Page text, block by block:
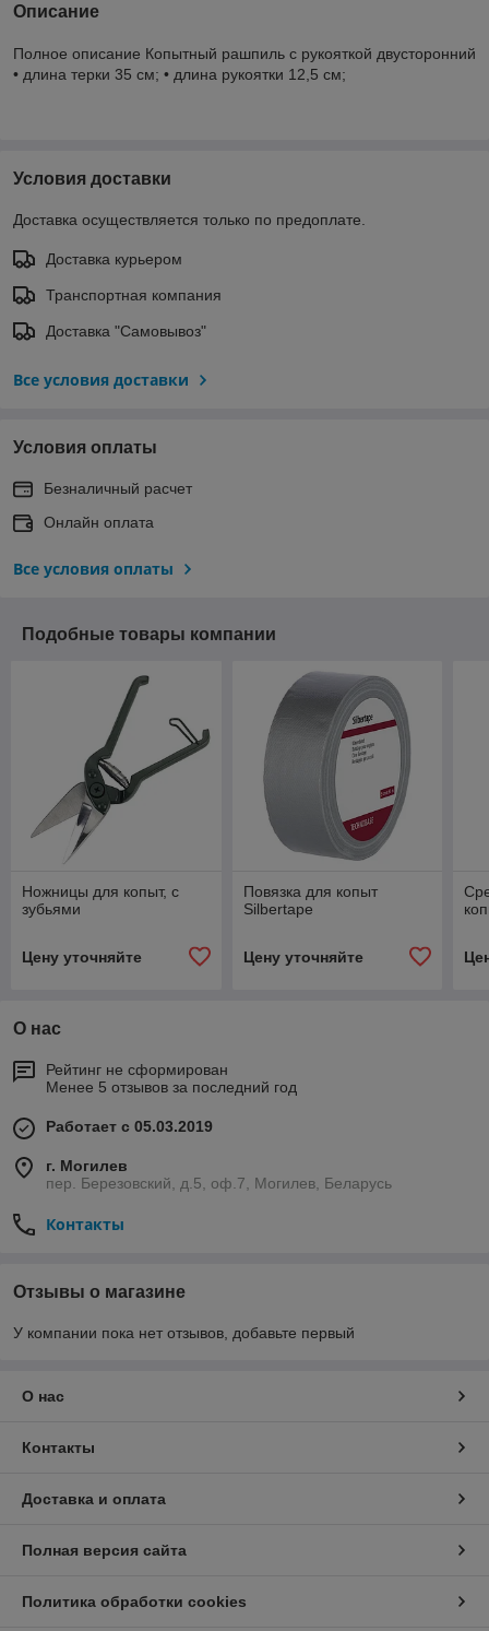
Описание
Полное описание Копытный рашпиль с рукояткой двусторонний
• длина терки 35 см; • длина рукоятки 12,5 см;
Условия доставки
Доставка осуществляется только по предоплате.
Доставка курьером
Транспортная компания
Доставка "Самовывоз"
Все условия доставки
Условия оплаты
Безналичный расчет
Онлайн оплата
Все условия оплаты
Подобные товары компании
Ножницы для копыт, с
зубьями
Цену уточняйте
Повязка для копыт
Silbertape
Цену уточняйте
О нас
Рейтинг не сформирован
Менее 5 отзывов за последний год
Работает с 05.03.2019
г. Могилев
пер. Березовский, д.5, оф.7, Могилев, Беларусь
Контакты
Отзывы о магазине
У компании пока нет отзывов, добавьте первый
О нас
Контакты
Доставка и оплата
Полная версия сайта
Политика обработки cookies